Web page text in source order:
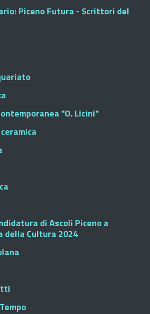
Piceno Futura - Scrittori del
"O. Licini"
di Ascoli Piceno a
della Cultura 2024